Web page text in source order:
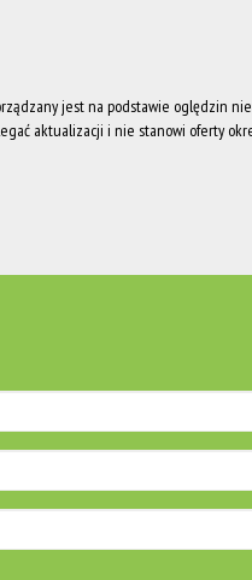
jest na podstawie oględzin
aktualizacji i nie stanowi oferty